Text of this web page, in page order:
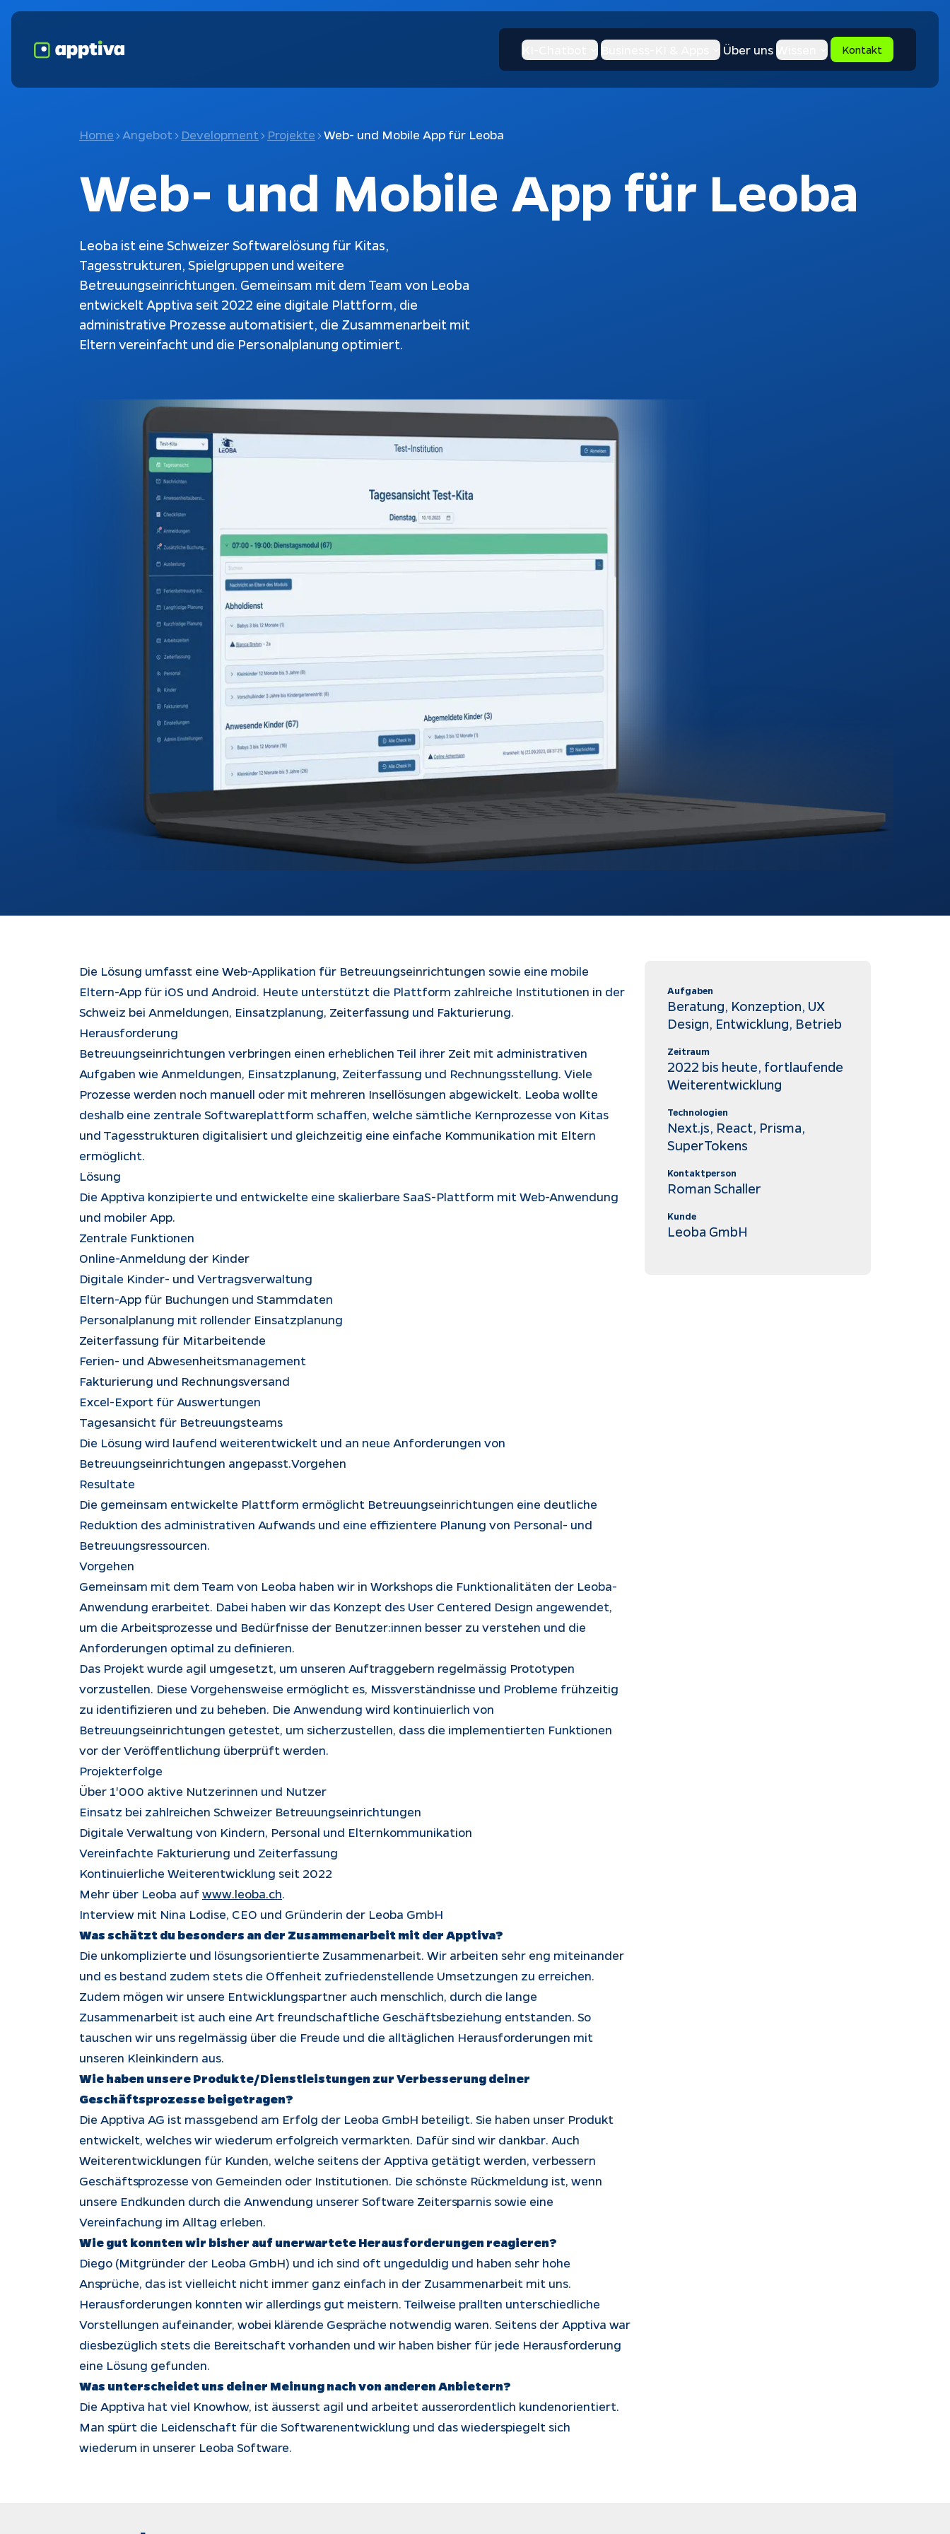
KI-Chatbot Business-KI & Apps Über unsWissen Kontakt
Home Angebot Development Projekte Web- und Mobile App für Leoba
Web- und Mobile App für Leoba
Leoba ist eine Schweizer Softwarelösung für Kitas,
Tagesstrukturen, Spielgruppen und weitere
Betreuungseinrichtungen. Gemeinsam mit dem Team von Leoba
entwickelt Apptiva seit 2022 eine digitale Plattform, die
administrative Prozesse automatisiert, die Zusammenarbeit mit
Eltern vereinfacht und die Personalplanung optimiert.
Die Lösung umfasst eine Web-Applikation für Betreuungseinrichtungen sowie eine mobile
Eltern-App für iOS und Android. Heute unterstützt die Plattform zahlreiche Institutionen in der
Schweiz bei Anmeldungen, Einsatzplanung, Zeiterfassung und Fakturierung.
Herausforderung
Betreuungseinrichtungen verbringen einen erheblichen Teil ihrer Zeit mit administrativen
Aufgaben wie Anmeldungen, Einsatzplanung, Zeiterfassung und Rechnungsstellung. Viele
Prozesse werden noch manuell oder mit mehreren Insellösungen abgewickelt. Leoba wollte
deshalb eine zentrale Softwareplattform schaffen, welche sämtliche Kernprozesse von Kitas
und Tagesstrukturen digitalisiert und gleichzeitig eine einfache Kommunikation mit Eltern
ermöglicht.
Lösung
Die Apptiva konzipierte und entwickelte eine skalierbare SaaS-Plattform mit Web-Anwendung
und mobiler App.
Zentrale Funktionen
Online-Anmeldung der Kinder
Digitale Kinder- und Vertragsverwaltung
Eltern-App für Buchungen und Stammdaten
Personalplanung mit rollender Einsatzplanung
Zeiterfassung für Mitarbeitende
Ferien- und Abwesenheitsmanagement
Fakturierung und Rechnungsversand
Excel-Export für Auswertungen
Tagesansicht für Betreuungsteams
Die Lösung wird laufend weiterentwickelt und an neue Anforderungen von
Betreuungseinrichtungen angepasst.Vorgehen
Resultate
Die gemeinsam entwickelte Plattform ermöglicht Betreuungseinrichtungen eine deutliche
Reduktion des administrativen Aufwands und eine effizientere Planung von Personal- und
Betreuungsressourcen.
Vorgehen
Gemeinsam mit dem Team von Leoba haben wir in Workshops die Funktionalitäten der Leoba-
Anwendung erarbeitet. Dabei haben wir das Konzept des User Centered Design angewendet,
um die Arbeitsprozesse und Bedürfnisse der Benutzer:innen besser zu verstehen und die
Anforderungen optimal zu definieren.
Das Projekt wurde agil umgesetzt, um unseren Auftraggebern regelmässig Prototypen
vorzustellen. Diese Vorgehensweise ermöglicht es, Missverständnisse und Probleme frühzeitig
zu identifizieren und zu beheben. Die Anwendung wird kontinuierlich von
Betreuungseinrichtungen getestet, um sicherzustellen, dass die implementierten Funktionen
vor der Veröffentlichung überprüft werden.
Projekterfolge
Über 1'000 aktive Nutzerinnen und Nutzer
Einsatz bei zahlreichen Schweizer Betreuungseinrichtungen
Digitale Verwaltung von Kindern, Personal und Elternkommunikation
Vereinfachte Fakturierung und Zeiterfassung
Kontinuierliche Weiterentwicklung seit 2022
Mehr über Leoba aufwww.leoba.ch.
Interview mit Nina Lodise, CEO und Gründerin der Leoba GmbH
Was schätzt du besonders an der Zusammenarbeit mit der Apptiva?
Die unkomplizierte und lösungsorientierte Zusammenarbeit. Wir arbeiten sehr eng miteinander
und es bestand zudem stets die Offenheit zufriedenstellende Umsetzungen zu erreichen.
Zudem mögen wir unsere Entwicklungspartner auch menschlich, durch die lange
Zusammenarbeit ist auch eine Art freundschaftliche Geschäftsbeziehung entstanden. So
tauschen wir uns regelmässig über die Freude und die alltäglichen Herausforderungen mit
unseren Kleinkindern aus.
Wie haben unsere Produkte/Dienstleistungen zur Verbesserung deiner
Geschäftsprozesse beigetragen?
Die Apptiva AG ist massgebend am Erfolg der Leoba GmbH beteiligt. Sie haben unser Produkt
entwickelt, welches wir wiederum erfolgreich vermarkten. Dafür sind wir dankbar. Auch
Weiterentwicklungen für Kunden, welche seitens der Apptiva getätigt werden, verbessern
Geschäftsprozesse von Gemeinden oder Institutionen. Die schönste Rückmeldung ist, wenn
unsere Endkunden durch die Anwendung unserer Software Zeitersparnis sowie eine
Vereinfachung im Alltag erleben.
Wie gut konnten wir bisher auf unerwartete Herausforderungen reagieren?
Diego (Mitgründer der Leoba GmbH) und ich sind oft ungeduldig und haben sehr hohe
Ansprüche, das ist vielleicht nicht immer ganz einfach in der Zusammenarbeit mit uns.
Herausforderungen konnten wir allerdings gut meistern. Teilweise prallten unterschiedliche
Vorstellungen aufeinander, wobei klärende Gespräche notwendig waren. Seitens der Apptiva war
diesbezüglich stets die Bereitschaft vorhanden und wir haben bisher für jede Herausforderung
eine Lösung gefunden.
Was unterscheidet uns deiner Meinung nach von anderen Anbietern?
Die Apptiva hat viel Knowhow, ist äusserst agil und arbeitet ausserordentlich kundenorientiert.
Man spürt die Leidenschaft für die Softwarenentwicklung und das wiederspiegelt sich
wiederum in unserer Leoba Software.
Aufgaben
Beratung, Konzeption, UX
Design, Entwicklung, Betrieb
Zeitraum
2022 bis heute, fortlaufende
Weiterentwicklung
Technologien
Next.js, React, Prisma,
SuperTokens
Kontaktperson
Roman Schaller
Kunde
Leoba GmbH
Fokusthemen
Schnittstellen
Weiterentwicklung
KI-Chatbot
Chatbots
Bubble-Chat
KI-Agenten
Webentwicklung
App Entwicklung
Rechtliches
Datenschutz